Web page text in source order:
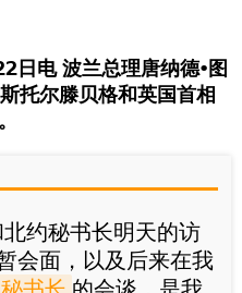
日电 波兰总理唐纳德•图
托尔滕贝格和英国首相
约秘书长明天的访
会面，以及后来在我